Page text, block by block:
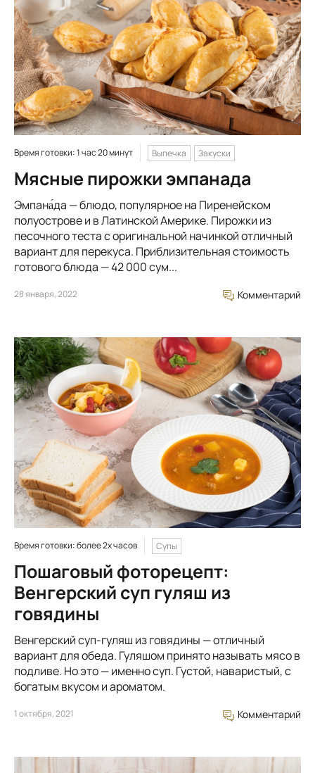
Время готовки: 1 час 20 минут Выпечка Закуски
Мясные пирожки эмпанада
Эмпана́да — блюдо, популярное на Пиренейском
полуострове и в Латинской Америке. Пирожки из
песочного теста с оригинальной начинкой отличный
вариант для перекуса. Приблизительная стоимость
готового блюда — 42 000 сум...
28 января, 2022 Комментарий
Время готовки: более 2х часов Супы
Пошаговый фоторецепт:
Венгерский суп гуляш из
говядины
Венгерский суп-гуляш из говядины — отличный
вариант для обеда. Гуляшом принято называть мясо в
подливе. Но это — именно суп. Густой, наваристый, с
богатым вкусом и ароматом.
1 октября, 2021 Комментарий